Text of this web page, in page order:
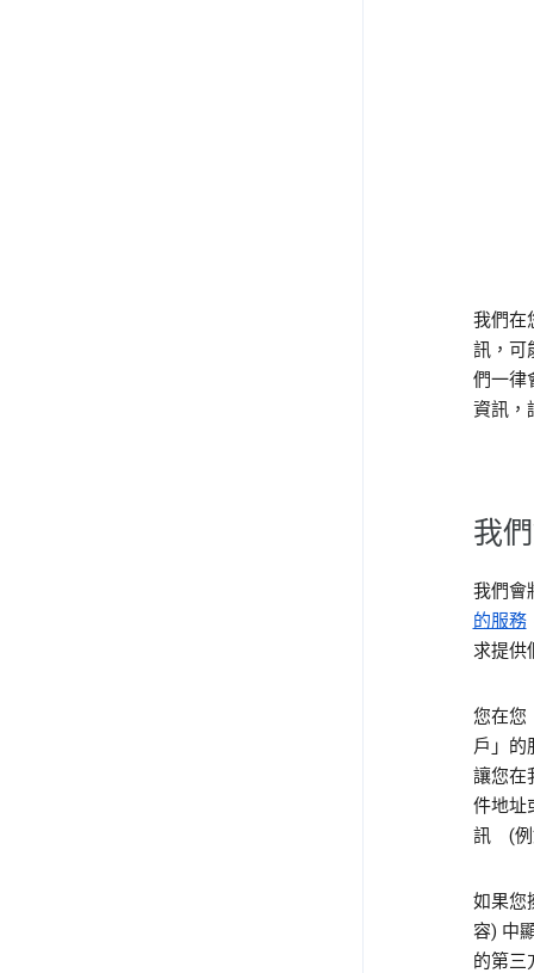
我們在
訊，可
們一律
資訊，
我
我們會
的服務
求提供
您在您
戶」的
讓您在
件地址
訊 (例
如果您
容) 中
的第三